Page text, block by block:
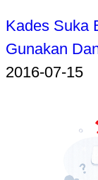
Kades Suka
Gunakan
2016-07-15